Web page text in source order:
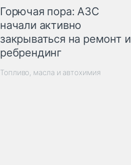
Горючая пора: АЗС
начали активно
закрываться на ремонт и
ребрендинг
Топливо, масла и автохимия